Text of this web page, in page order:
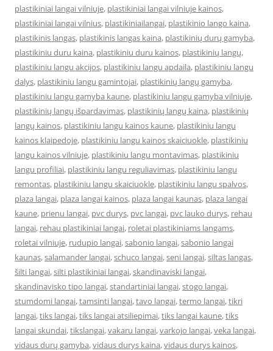
plastikiniai langai vilniuje, plastikiniai langai vilniuje kainos,
plastikiniai langai vilnius, plastikiniailangai, plastikinio lango kaina,
plastikinis langas, plastikinis langas kaina, plastikinių durų gamyba,
plastikiniu duru kaina, plastikiniu duru kainos, plastikinių langų,
plastikiniu langu akcijos, plastikiniu langu apdaila, plastikiniu langu
dalys, plastikiniu langu gamintojai, plastikinių langų gamyba,
plastikiniu langu gamyba kaune, plastikiniu langu gamyba vilniuje,
plastikinių langų išpardavimas, plastikinių langų kaina, plastikinių
langų kainos, plastikiniu langu kainos kaune, plastikiniu langu
kainos klaipedoje, plastikiniu langu kainos skaiciuokle, plastikiniu
langu kainos vilniuje, plastikiniu langu montavimas, plastikiniu
langu profiliai, plastikiniu langu reguliavimas, plastikiniu langu
remontas, plastikiniu langu skaiciuokle, plastikiniu langu spalvos,
plaza langai, plaza langai kainos, plaza langai kaunas, plaza langai
kaune, prienu langai, pvc durys, pvc langai, pvc lauko durys, rehau
langai, rehau plastikiniai langai, roletai plastikiniams langams,
roletai vilniuje, rudupio langai,sabonio langai,sabonio langai
kaunas,salamander langai,schuco langai,seni langai,siltas langas,
šilti langai,silti plastikiniai langai,skandinaviski langai,
skandinavisko tipo langai,standartiniai langai,stogo langai,
stumdomi langai,tamsinti langai,tavo langai,termo langai,tikri
langai,tiks langai,tiks langai atsiliepimai,tiks langai kaune,tiks
langai skundai,tikslangai,vakaru langai,varkojo langai,veka langai,
vidaus durų gamyba,vidaus durys kaina,vidaus durys kainos,